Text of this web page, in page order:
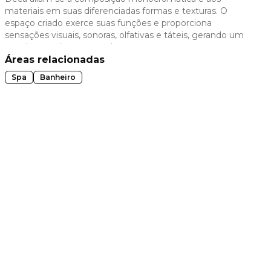
slide
slide
materiais em suas diferenciadas formas e texturas. O
espaço criado exerce suas funções e proporciona
sensações visuais, sonoras, olfativas e táteis, gerando um
convite ao relaxamento da mente e corpo.
Áreas relacionadas
Spa Banheiro